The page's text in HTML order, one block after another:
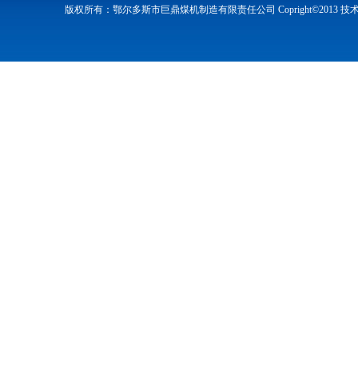
版权所有：鄂尔多斯市巨鼎煤机制造有限责任公司 Copright©2013 技